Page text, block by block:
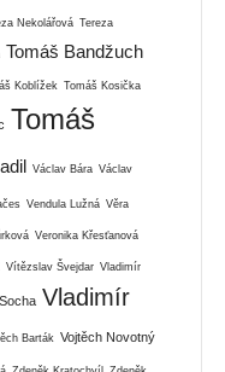
Nekolářová Tereza
Tomáš Bandžuch
Koblížek Tomáš Kosička
Tomáš
Václav Bára Václav
Vendula Lužná Věra
Veronika Křesťanová
Vítězslav Švejdar Vladimír
Vladimír
Barták Vojtěch Novotný